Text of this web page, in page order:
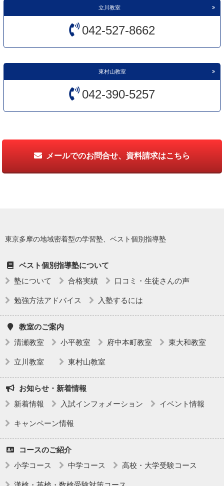
立川教室
042-527-8662
東村山教室
042-390-5257
メールでのお問合せ、資料請求はこちら
東京多摩の地域密着型の学習塾、ベスト個別指導塾
ベスト個別指導塾について
塾について
合格実績 口コミ・生徒さんの声
勉強方法アドバイス 入塾するには
教室のご案内
清瀬教室
小平教室 府中本町教室 東大和教室
立川教室 東村山教室
お知らせ・新着情報
新着情報
入試インフォメーション イベント情報
キャンペーン情報
コースのご紹介
小学コース
中学コース 高校・大学受験コース